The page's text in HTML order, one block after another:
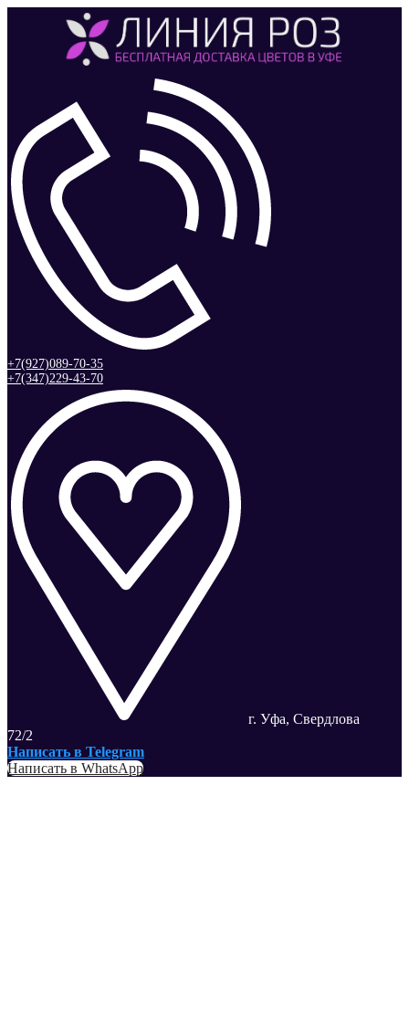
+7(927)089-70-35
+7(347)229-43-70
г. Уфа, Свердлова
72/2
Написать в Telegram
Написать в WhatsApp